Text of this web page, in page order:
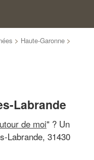
> Haute-Garonne >
Labrande
de moi" ? Un
Labrande, 31430